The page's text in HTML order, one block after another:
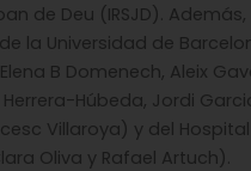
de Deu (IRSJD).
la Universidad de
B Domenech, Aleix
Húbeda, Jordi
Villaroya) y del
Oliva y Rafael Artuch).